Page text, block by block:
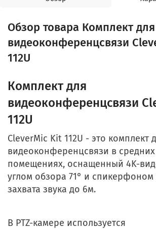
Обзор товара Комплект для
видеоконференцсвязи
112U
Комплект для
видеоконференцсвязи
112U
CleverMic Kit 112U - это комплект
видеоконференцсвязи в
помещениях, оснащенный 4K-
углом обзора 71° и
захвата звука до 6м.
В PTZ-камере используется